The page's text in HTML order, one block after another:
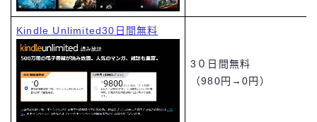
Kindle Unlimited30日間無料
3０日間無料
（980円→0円）